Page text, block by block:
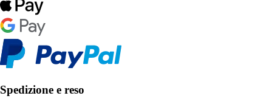
Spedizione e reso